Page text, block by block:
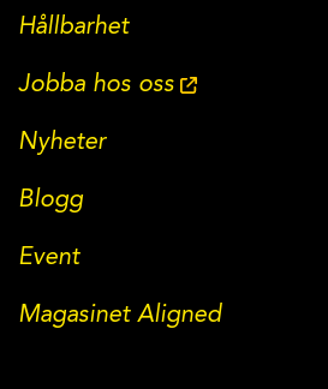
Hållbarhet
Jobba hos oss
Nyheter
Blogg
Event
Magasinet Aligned